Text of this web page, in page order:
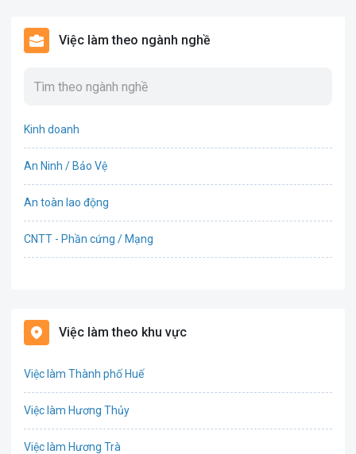
Việc làm theo ngành nghề
Kinh doanh
An Ninh / Bảo Vệ
An toàn lao động
CNTT - Phần cứng / Mạng
Bất động sản
Việc làm theo khu vực
Việc làm Thành phố Huế
Việc làm Hương Thủy
Việc làm Hương Trà